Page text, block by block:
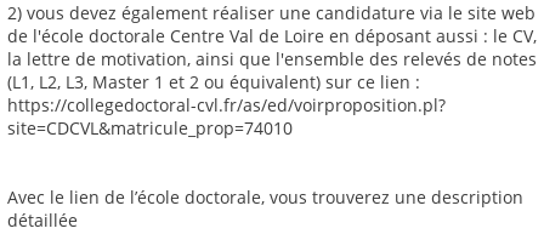
2) vous devez également réaliser une candidature via le site web
de l'école doctorale Centre Val de Loire en déposant aussi : le CV,
la lettre de motivation, ainsi que l'ensemble des relevés de notes
(L1, L2, L3, Master 1 et 2 ou équivalent) sur ce lien :
https://collegedoctoral-cvl.fr/as/ed/voirproposition.pl?
site=CDCVL&matricule_prop=74010
Avec le lien de l’école doctorale, vous trouverez une description
détaillée